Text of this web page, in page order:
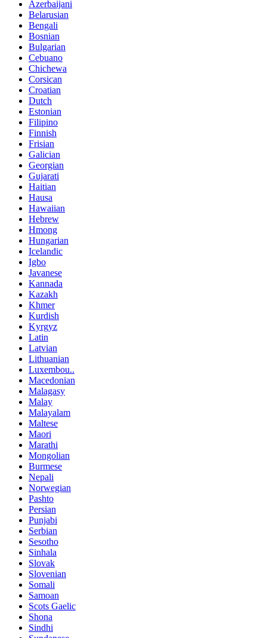
Azerbaijani
Belarusian
Bengali
Bosnian
Bulgarian
Cebuano
Chichewa
Corsican
Croatian
Dutch
Estonian
Filipino
Finnish
Frisian
Galician
Georgian
Gujarati
Haitian
Hausa
Hawaiian
Hebrew
Hmong
Hungarian
Icelandic
Igbo
Javanese
Kannada
Kazakh
Khmer
Kurdish
Kyrgyz
Latin
Latvian
Lithuanian
Luxembou..
Macedonian
Malagasy
Malay
Malayalam
Maltese
Maori
Marathi
Mongolian
Burmese
Nepali
Norwegian
Pashto
Persian
Punjabi
Serbian
Sesotho
Sinhala
Slovak
Slovenian
Somali
Samoan
Scots Gaelic
Shona
Sindhi